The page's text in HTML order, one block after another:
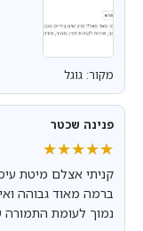
מקור: גוגל
פנינה שכטר
★★★★★
★★★★★
קניתי אצלם מיטת
ברמה מאוד גבוהה
נמוך לעומת